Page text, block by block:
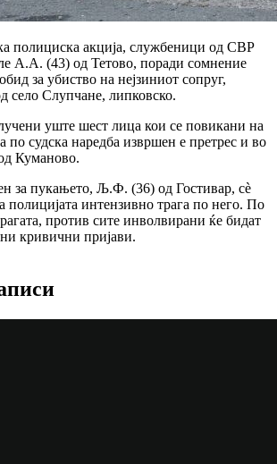
полициска акција, службеници од СВР
А.А. (43) од Тетово, поради сомнение
за убиство на нејзиниот сопруг,
село Слупчане, липковско.
уште шест лица кои се повикани на
по судска наредба извршен е претрес и во
Куманово.
за пукањето, Љ.Ф. (36) од Гостивар, сè
полицијата интензивно трага по него. По
против сите инволвирани ќе бидат
кривични пријави.